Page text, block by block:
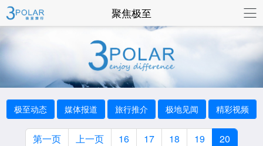
聚焦极至
极至动态 媒体报道 旅行推介 极地见闻 精彩视频
第一页 上一页 16 17 18 19 20
联系我们